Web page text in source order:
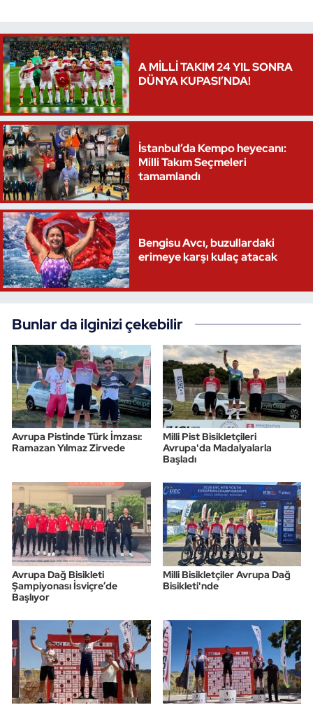
A MİLLİ TAKIM 24 YIL SONRA
DÜNYA KUPASI’NDA!
İstanbul’da Kempo heyecanı:
Milli Takım Seçmeleri
tamamlandı
Bengisu Avcı, buzullardaki
erimeye karşı kulaç atacak
Bunlar da ilginizi çekebilir
Avrupa Pistinde Türk İmzası:
Ramazan Yılmaz Zirvede
Milli Pist Bisikletçileri
Avrupa'da Madalyalarla
Başladı
Avrupa Dağ Bisikleti
Şampiyonası İsviçre’de
Başlıyor
Milli Bisikletçiler Avrupa Dağ
Bisikleti'nde
Voleybol
Vücut Geliştirme Fitness
Wushu Kungfu
Yelken
Yüzme